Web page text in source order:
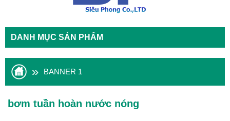
DANH MỤC SẢN PHẨM
» BANNER 1
bơm tuần hoàn nước nóng